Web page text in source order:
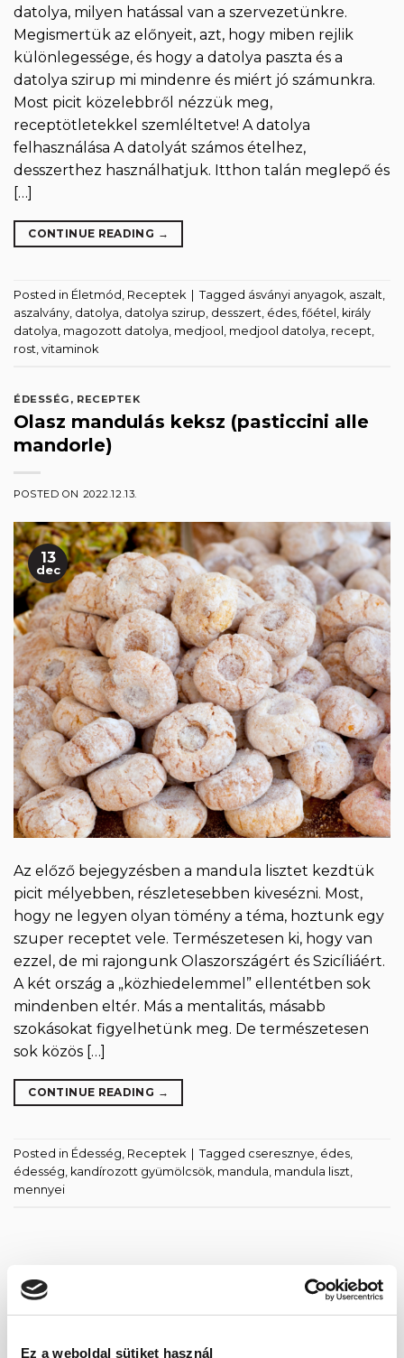
Ez a weboldal sütiket használ
datolya, milyen hatással van a szervezetünkre.
Megismertük az előnyeit, azt, hogy miben rejlik
különlegessége, és hogy a datolya paszta és a
datolya szirup mi mindenre és miért jó számunkra.
Most picit közelebbről nézzük meg,
receptötletekkel szemléltetve! A datolya
felhasználása A datolyát számos ételhez,
desszerthez használhatjuk. Itthon talán meglepő és
[…]
CONTINUE READING →
Posted in Életmód , Receptek Tagged ásványi anyagok, aszalt,
aszalvány, datolya, datolya szirup, desszert, édes,főétel , király
datolya, magozott datolya, medjool , medjool datolya, recept,
rost, vitaminok
ÉDESSÉG , RECEPTEK
Olasz mandulás keksz (pasticcini alle
mandorle)
POSTED ON 2022.12.13.
13
dec
Az előző bejegyzésben a mandula lisztet kezdtük
picit mélyebben, részletesebben kivesézni. Most,
hogy ne legyen olyan tömény a téma, hoztunk egy
szuper receptet vele. Természetesen ki, hogy van
ezzel, de mi rajongunk Olaszországért és Szicíliáért.
A két ország a „közhiedelemmel” ellentétben sok
mindenben eltér. Más a mentalitás, másabb
szokásokat figyelhetünk meg. De természetesen
sok közös […]
CONTINUE READING →
Posted in Édesség, Receptek Tagged cseresznye, édes,
édesség, kandírozott gyümölcsök, mandula, mandula liszt,
mennyei